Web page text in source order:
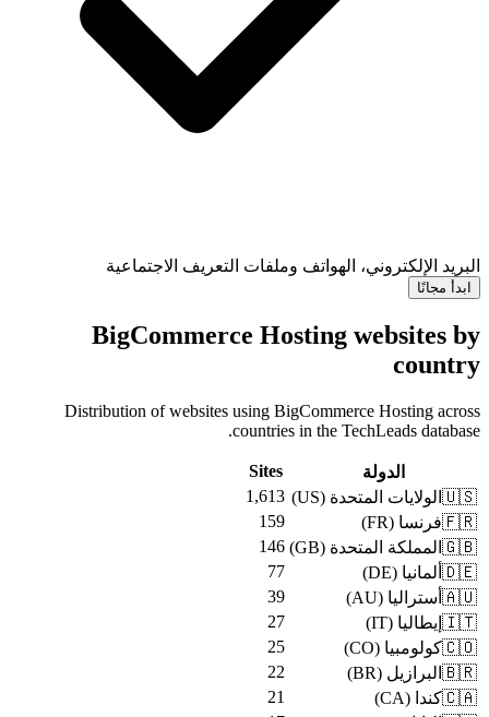
البريد الإلكتروني، الهواتف وملفات التعريف الاجتماعية
ابدأ مجانًا
BigCommerce Hosting websites by
country
Distribution of websites using BigCommerce Hosting across
countries in the TechLeads database.
الدولة
Sites
🇺🇸 الولايات المتحدة (
US
)
1,613
🇫🇷فرنسا (
FR
)
159
🇬🇧 المملكة المتحدة (
GB
)
146
🇩🇪 ألمانيا (
DE
)
77
🇦🇺 أستراليا (
AU
)
39
🇮🇹 إيطاليا (
IT
)
27
🇨🇴كولومبيا (
CO
)
25
🇧🇷 البرازيل (
BR
)
22
🇨🇦كندا (
CA
)
21